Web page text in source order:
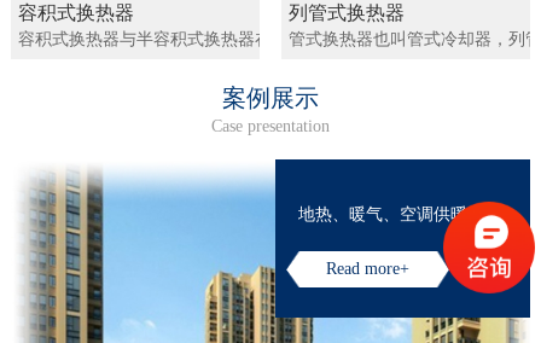
容积式换热器
容积式换热器与半容积式换热器在热水加热领域中的应用最为广泛。
列管式换热器
管式换热器也叫管式冷却器，列
案例展示
Case presentation
地热、暖气、空调供暖
Read more+